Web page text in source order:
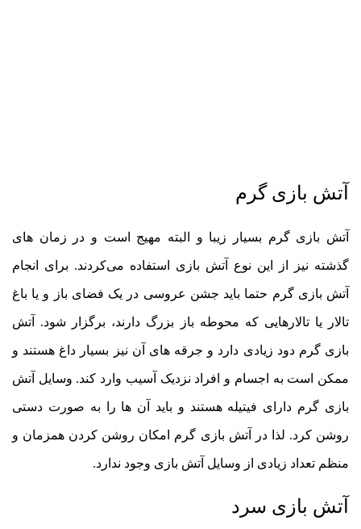
آتش بازی گرم
آتش بازی گرم بسیار زیبا و البته مهیج است و در زمان های
گذشته نیز از این نوع آتش بازی استفاده می‌کردند. برای انجام
آتش بازی گرم حتما باید جشن عروسی در یک فضای باز و یا باغ
تالار یا تالارهایی که محوطه باز بزرگ دارند، برگزار شود. آتش
بازی گرم دود زیادی دارد و جرقه های آن نیز بسیار داغ هستند و
ممکن است به اجسام و افراد نزدیک آسیب وارد کند. وسایل آتش
بازی گرم دارای فیتیله هستند و باید آن ها را به صورت دستی
روشن کرد. لذا در آتش بازی گرم امکان روشن کردن همزمان و
منظم تعداد زیادی از وسایل آتش بازی وجود ندارد.
آتش بازی سرد